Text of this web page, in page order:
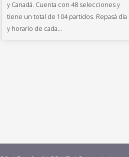
y Canadá. Cuenta con 48 selecciones y
tiene un total de 104 partidos. Repasá día
y horario de cada...